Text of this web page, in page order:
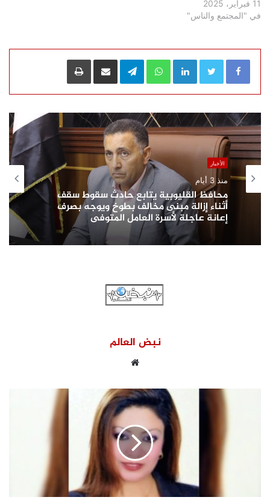
11 فبراير، 2025
في "المجتمع والناس"
LinkedIn
WhatsApp
Telegramمشاركة عبر البريد طباعة
الأخبار
منذ 3 أيام
محافظ القليوبية يتابع حادث سقوط سقف
أثناء إزالة مبنى مخالف بطوخ ويوجه بصرف
إعانة عاجلة لأسرة العامل المتوفى
نبض العالم